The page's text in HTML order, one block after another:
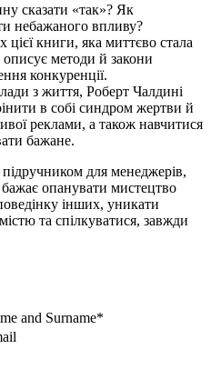
сказати «так»? Як
небажаного впливу?
цієї книги, яка миттєво стала
описує методи й закони
конкуренції.
з життя, Роберт Чалдині
в собі синдром жертви й
реклами, а також навчитися
бажане.
для менеджерів,
бажає опанувати мистецтво
інших, уникати
та спілкуватися, завжди
and Surname*